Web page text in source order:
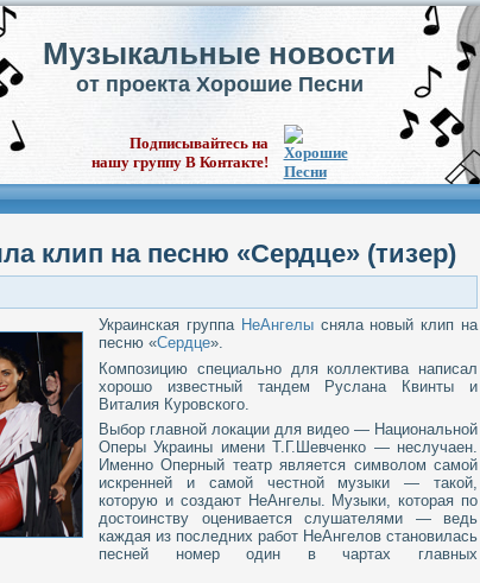
Музыкальные новости
от проекта Хорошие Песни
Подписывайтесь на
нашу группу В Контакте!
клип на песню «Сердце» (тизер)
Украинская группа НеАнгелысняла новый клип на
песню «Сердце».
Композицию специально для коллектива написал
хорошо известный тандем Руслана Квинты и
Виталия Куровского.
Выбор главной локации для видео — Национальной
Оперы Украины имени Т.Г.Шевченко — неслучаен.
Именно Оперный театр является символом самой
искренней и самой честной музыки — такой,
которую и создают НеАнгелы. Музыки, которая по
достоинству оценивается слушателями — ведь
каждая из последних работ НеАнгелов становилась
песней номер один в чартах главных